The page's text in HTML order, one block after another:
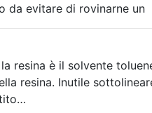
da evitare di rovinarne
resina è il solvente
resina. Inutile